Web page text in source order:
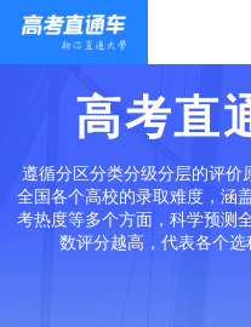
高考直
遵循分区分类分级分层的评价
全国各个高校的录取难度，涵
考热度等多个方面，科学预测
数评分越高，代表各个